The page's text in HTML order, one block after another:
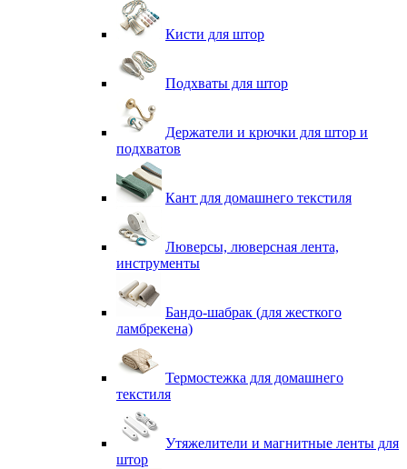
Кисти для штор
Подхваты для штор
Держатели и крючки для штор и
подхватов
Кант для домашнего текстиля
Люверсы, люверсная лента,
инструменты
Бандо-шабрак (для жесткого
ламбрекена)
Термостежка для домашнего
текстиля
Утяжелители и магнитные ленты для
штор